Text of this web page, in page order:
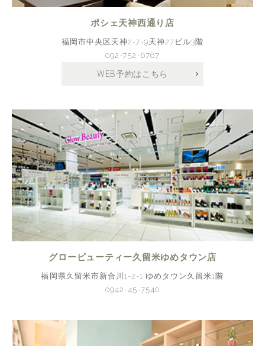
ポシェ天神西通り店
福岡市中央区天神2-7-9天神27ビル3階
092-752-6767
WEB予約はこちら
グロービューティー久留米ゆめタウン店
福岡県久留米市新合川1-2-1 ゆめタウン久留米1階
0942-45-7540